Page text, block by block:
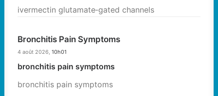
ivermectin glutamate‑gated channels
Bronchitis Pain Symptoms
4 août 2026, 10h01
bronchitis pain symptoms
bronchitis pain symptoms